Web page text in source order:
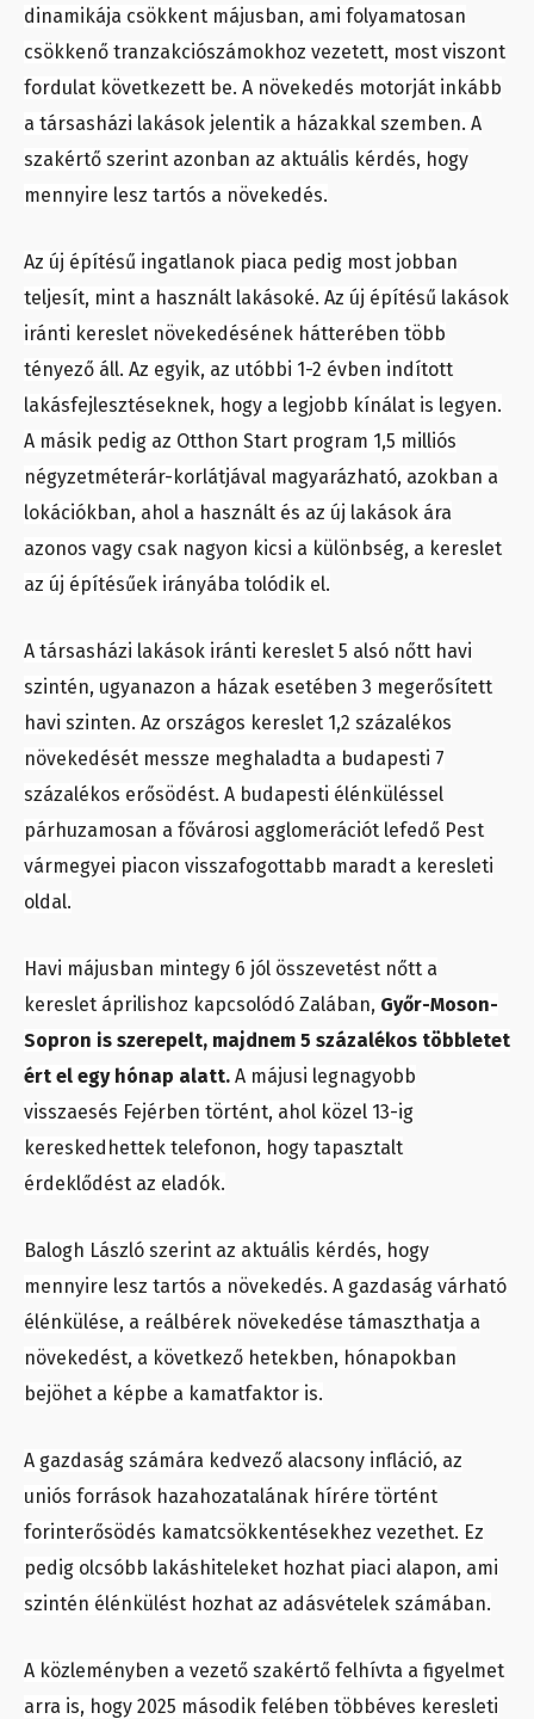
dinamikája csökkent májusban, ami folyamatosan
csökkenő tranzakciószámokhoz vezetett, most viszont
fordulat következett be. A növekedés motorját inkább
a társasházi lakások jelentik a házakkal szemben. A
szakértő szerint azonban az aktuális kérdés, hogy
mennyire lesz tartós a növekedés.
Az új építésű ingatlanok piaca pedig most jobban
teljesít, mint a használt lakásoké. Az új építésű lakások
iránti kereslet növekedésének hátterében több
tényező áll. Az egyik, az utóbbi 1-2 évben indított
lakásfejlesztéseknek, hogy a legjobb kínálat is legyen.
A másik pedig az Otthon Start program 1,5 milliós
négyzetméterár-korlátjával magyarázható, azokban a
lokációkban, ahol a használt és az új lakások ára
azonos vagy csak nagyon kicsi a különbség, a kereslet
az új építésűek irányába tolódik el.
A társasházi lakások iránti kereslet 5 alsó nőtt havi
szintén, ugyanazon a házak esetében 3 megerősített
havi szinten. Az országos kereslet 1,2 százalékos
növekedését messze meghaladta a budapesti 7
százalékos erősödést. A budapesti élénküléssel
párhuzamosan a fővárosi agglomerációt lefedő Pest
vármegyei piacon visszafogottabb maradt a keresleti
oldal.
Havi májusban mintegy 6 jól összevetést nőtt a
kereslet áprilishoz kapcsolódó Zalában, Győr-Moson-
Sopron is szerepelt, majdnem 5 százalékos többletet
ért el egy hónap alatt. A májusi legnagyobb
visszaesés Fejérben történt, ahol közel 13-ig
kereskedhettek telefonon, hogy tapasztalt
érdeklődést az eladók.
Balogh László szerint az aktuális kérdés, hogy
mennyire lesz tartós a növekedés. A gazdaság várható
élénkülése, a reálbérek növekedése támaszthatja a
növekedést, a következő hetekben, hónapokban
bejöhet a képbe a kamatfaktor is.
A gazdaság számára kedvező alacsony infláció, az
uniós források hazahozatalának hírére történt
forinterősödés kamatcsökkentésekhez vezethet. Ez
pedig olcsóbb lakáshiteleket hozhat piaci alapon, ami
szintén élénkülést hozhat az adásvételek számában.
A közleményben a vezető szakértő felhívta a figyelmet
arra is, hogy 2025 második felében többéves keresleti